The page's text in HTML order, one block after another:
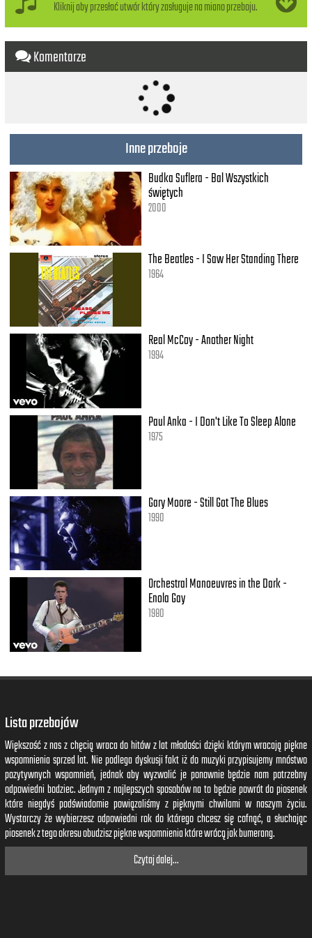
Who knows - only time
Who knows - only time
Kliknij aby przesłać utwór który zasługuje na miano przeboju.
Komentarze
Inne przeboje
Budka Suflera - Bal Wszystkich
świętych
2000
The Beatles - I Saw Her Standing There
1964
Real McCoy - Another Night
1994
Paul Anka - I Don't Like To Sleep Alone
1975
Gary Moore - Still Got The Blues
1990
Orchestral Manoeuvres in the Dark -
Enola Gay
1980
Lista przebojów
Większość z nas z chęcią wraca do hitów z lat młodości dzięki którym wracają piękne
wspomnienia sprzed lat. Nie podlega dyskusji fakt iż do muzyki przypisujemy mnóstwo
pozytywnych wspomnień, jednak aby wyzwolić je ponownie będzie nam potrzebny
odpowiedni bodziec. Jednym z najlepszych sposobów na to będzie powrót do piosenek
które niegdyś podświadomie powiązaliśmy z pięknymi chwilami w naszym życiu.
Wystarczy że wybierzesz odpowiedni rok do którego chcesz się cofnąć, a słuchając
piosenek z tego okresu obudzisz piękne wspomnienia które wrócą jak bumerang.
Czytaj dalej...